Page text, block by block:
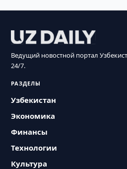
Ведущий новостной портал
24/7.
РАЗДЕЛЫ
Узбекистан
Экономика
Финансы
Технологии
Культура